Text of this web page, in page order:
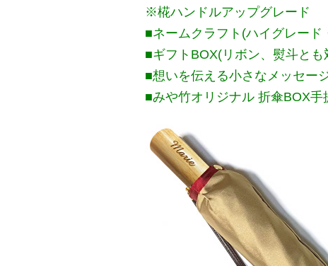
※椛ハンドルアップグレード
■ネームクラフト(ハイグレード
■ギフトBOX(リボン、熨斗とも
■想いを伝える小さなメッセー
■みや竹オリジナル 折傘BOX手